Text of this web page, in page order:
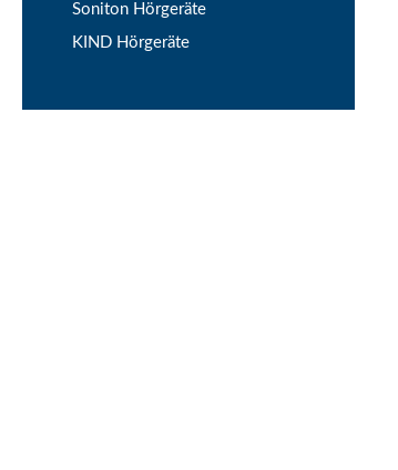
Soniton Hörgeräte
KIND Hörgeräte